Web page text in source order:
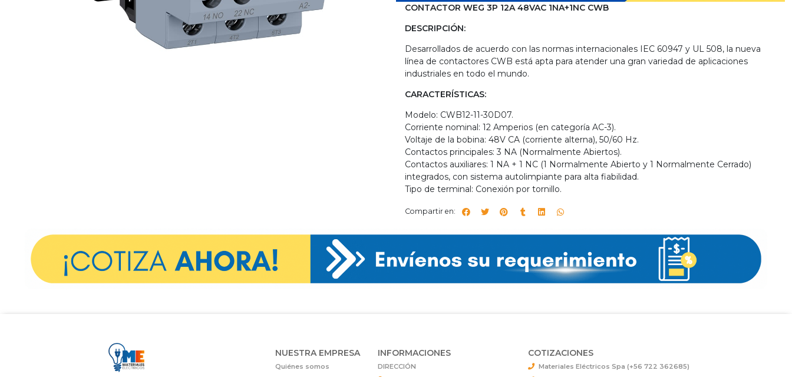
CONTACTOR WEG 3P 12A 48VAC 1NA+1NC CWB
DESCRIPCIÓN:
Desarrollados de acuerdo con las normas internacionales IEC 60947 y UL 508, la nueva
línea de contactores CWB está apta para atender una gran variedad de aplicaciones
industriales en todo el mundo.
CARACTERÍSTICAS:
Modelo: CWB12-11-30D07.
Corriente nominal: 12 Amperios (en categoría AC-3).
Voltaje de la bobina: 48V CA (corriente alterna), 50/60 Hz.
Contactos principales: 3 NA (Normalmente Abiertos).
Contactos auxiliares: 1 NA + 1 NC (1 Normalmente Abierto y 1 Normalmente Cerrado)
integrados, con sistema autolimpiante para alta fiabilidad.
Tipo de terminal: Conexión por tornillo.
Compartir en:
NUESTRA EMPRESA
Quiénes somos
INFORMACIONES
DIRECCIÓN
COTIZACIONES
Materiales Eléctricos Spa (+56 722 362685)